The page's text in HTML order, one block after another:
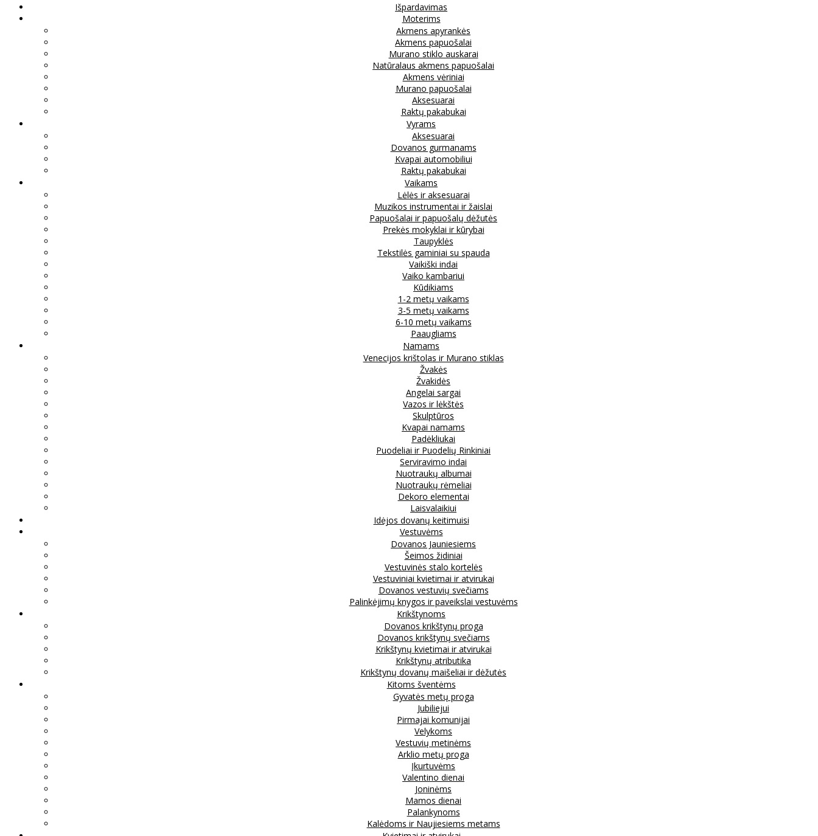
Išpardavimas
Moterims
Akmens apyrankės
Akmens papuošalai
Murano stiklo auskarai
Natūralaus akmens papuošalai
Akmens vėriniai
Murano papuošalai
Aksesuarai
Raktų pakabukai
Vyrams
Aksesuarai
Dovanos gurmanams
Kvapai automobiliui
Raktų pakabukai
Vaikams
Lėlės ir aksesuarai
Muzikos instrumentai ir žaislai
Papuošalai ir papuošalų dėžutės
Prekės mokyklai ir kūrybai
Taupyklės
Tekstilės gaminiai su spauda
Vaikiški indai
Vaiko kambariui
Kūdikiams
1-2 metų vaikams
3-5 metų vaikams
6-10 metų vaikams
Paaugliams
Namams
Venecijos krištolas ir Murano stiklas
Žvakės
Žvakidės
Angelai sargai
Vazos ir lėkštės
Skulptūros
Kvapai namams
Padėkliukai
Puodeliai ir Puodelių Rinkiniai
Serviravimo indai
Nuotraukų albumai
Nuotraukų rėmeliai
Dekoro elementai
Laisvalaikiui
Idėjos dovanų keitimuisi
Vestuvėms
Dovanos Jauniesiems
Šeimos židiniai
Vestuvinės stalo kortelės
Vestuviniai kvietimai ir atvirukai
Dovanos vestuvių svečiams
Palinkėjimų knygos ir paveikslai vestuvėms
Krikštynoms
Dovanos krikštynų proga
Dovanos krikštynų svečiams
Krikštynų kvietimai ir atvirukai
Krikštynų atributika
Krikštynų dovanų maišeliai ir dėžutės
Kitoms šventėms
Gyvatės metų proga
Jubiliejui
Pirmajai komunijai
Velykoms
Vestuvių metinėms
Arklio metų proga
Įkurtuvėms
Valentino dienai
Joninėms
Mamos dienai
Palankynoms
Kalėdoms ir Naujiesiems metams